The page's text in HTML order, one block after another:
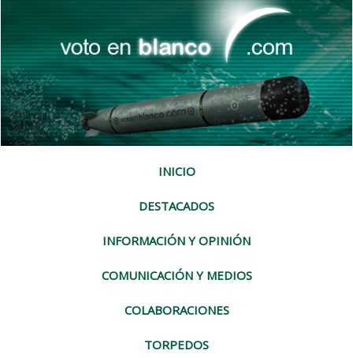
INICIO
DESTACADOS
INFORMACIÓN Y OPINIÓN
COMUNICACIÓN Y MEDIOS
COLABORACIONES
TORPEDOS